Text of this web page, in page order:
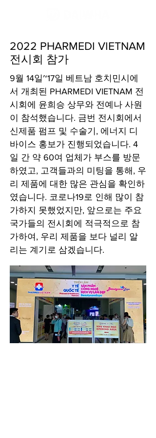
2022 PHARMEDI VIETNAM
전시회 참가
9월 14일~17일 베트남 호치민시에
서 개최된 PHARMEDI VIETNAM 전
시회에 윤희승 상무와 전예나 사원
이 참석했습니다. 금번 전시회에서
신제품 펌프 및 수술기, 에너지 디
바이스 홍보가 진행되었습니다. 4
일 간 약 60여 업체가 부스를 방문
하였고, 고객들과의 미팅을 통해, 우
리 제품에 대한 많은 관심을 확인하
였습니다. 코로나19로 인해 많이 참
가하지 못했었지만, 앞으로는 주요
국가들의 전시회에 적극적으로 참
가하여, 우리 제품을 보다 널리 알
리는 계기로 삼겠습니다.